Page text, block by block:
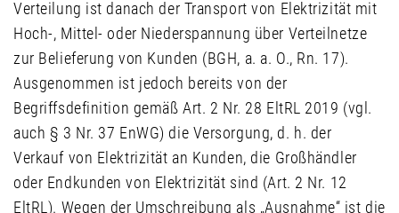
Verteilung ist danach der Transport von Elektrizität mit
Hoch-, Mittel- oder Niederspannung über Verteilnetze
zur Belieferung von Kunden (BGH, a. a. O., Rn. 17).
Ausgenommen ist jedoch bereits von der
Begriffsdefinition gemäß Art. 2 Nr. 28 EltRL 2019 (vgl.
auch § 3 Nr. 37 EnWG) die Versorgung, d. h. der
Verkauf von Elektrizität an Kunden, die Großhändler
oder Endkunden von Elektrizität sind (Art. 2 Nr. 12
EltRL). Wegen der Umschreibung als „Ausnahme“ ist die